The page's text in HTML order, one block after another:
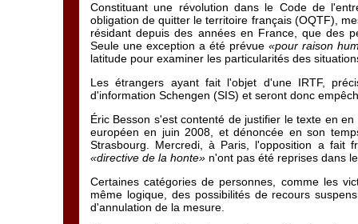
Constituant une révolution dans le Code de
obligation de quitter le territoire français (OQTF),
résidant depuis des années en France, que des
Seule une exception a été prévue «pour raison
latitude pour examiner les particularités des
Les étrangers ayant fait l'objet d'une IRTF,
d'information Schengen (SIS) et seront donc
Éric Besson s'est contenté de justifier le texte en
européen en juin 2008, et dénoncée en son
Strasbourg. Mercredi, à Paris, l'opposition a fait
«directive de la honte» n'ont pas été reprises dans
Certaines catégories de personnes, comme les
même logique, des possibilités de recours
d'annulation de la mesure.